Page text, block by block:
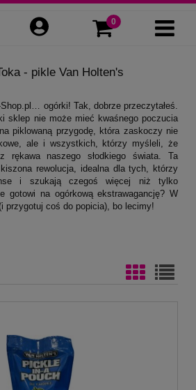
- pikle Van Holten's
ogórki! Tak, dobrze przeczytałeś.
sklep nie może mieć kwaśnego poczucia
piklowaną przygodę, która zaskoczy nie
ale i wszystkich, którzy myśleli, że
naszego słodkiego świata. Ta
rewolucja, idealna dla tych, którzy
i szukają czegoś więcej niż tylko
gotowi na ogórkową ekstrawagancję? W
przygotuj coś do popicia), bo lecimy!